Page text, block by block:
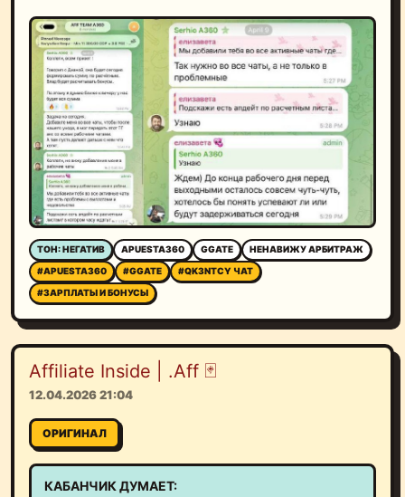
ТОН: НЕГАТИВ APUESTA360 GGATE
НЕНАВИЖУ АРБИТРАЖ
#APUESTA360
#GGATE
#QK3NTCY ЧАТ
#ЗАРПЛАТЫ И БОНУСЫ
Affiliate Inside | .Aff 🃏
12.04.2026 21:04
ОРИГИНАЛ
КАБАНЧИК ДУМАЕТ: